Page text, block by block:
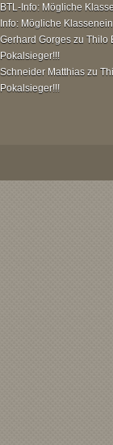
BTL-Info: Mögliche
Info: Mögliche
Gerhard Gorges zu Thilo
Pokalsieger!!!
Schneider Matthias zu
Pokalsieger!!!